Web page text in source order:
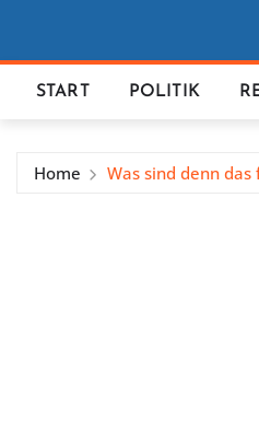
START POLITIK
Home Was sind denn das